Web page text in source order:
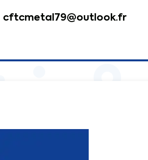
cftcmetal79@outlook.fr